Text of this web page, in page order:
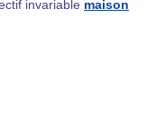
invariable maison